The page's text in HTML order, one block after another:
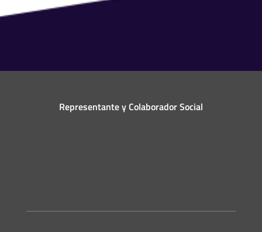
Representante y Colaborador Social